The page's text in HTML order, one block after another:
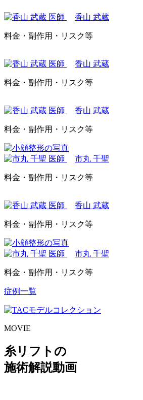
香山 武蔵
料金・副作用・リスク等
香山 武蔵
料金・副作用・リスク等
香山 武蔵
料金・副作用・リスク等
市丸 千聖
料金・副作用・リスク等
香山 武蔵
料金・副作用・リスク等
市丸 千聖
料金・副作用・リスク等
症例一覧
MOVIE
糸リフトの
施術解説動画